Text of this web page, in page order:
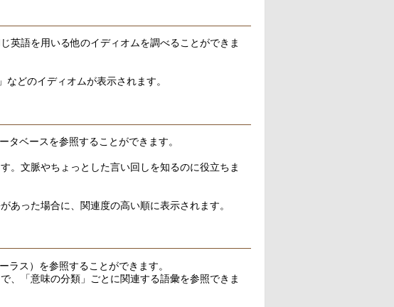
英語を用いる他のイディオムを調べることができま
」などのイディオムが表示されます。
タベースを参照することができます。
。文脈やちょっとした言い回しを知るのに役立ちま
あった場合に、関連度の高い順に表示されます。
ラス）を参照することができます。
、「意味の分類」ごとに関連する語彙を参照できま